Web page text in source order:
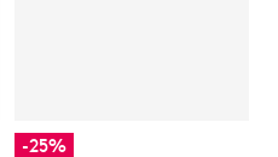
-25%